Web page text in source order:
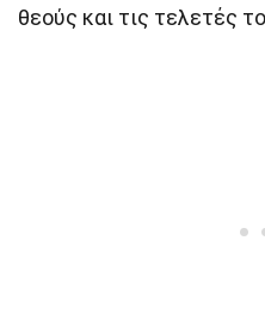
θεούς και τις τελετές